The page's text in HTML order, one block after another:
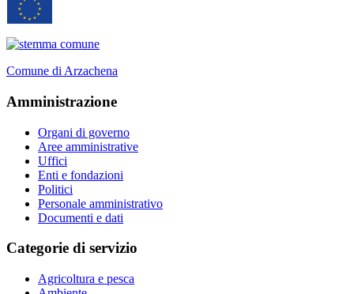
Comune di Arzachena
Amministrazione
Organi di governo
Aree amministrative
Uffici
Enti e fondazioni
Politici
Personale amministrativo
Documenti e dati
Categorie di servizio
Agricoltura e pesca